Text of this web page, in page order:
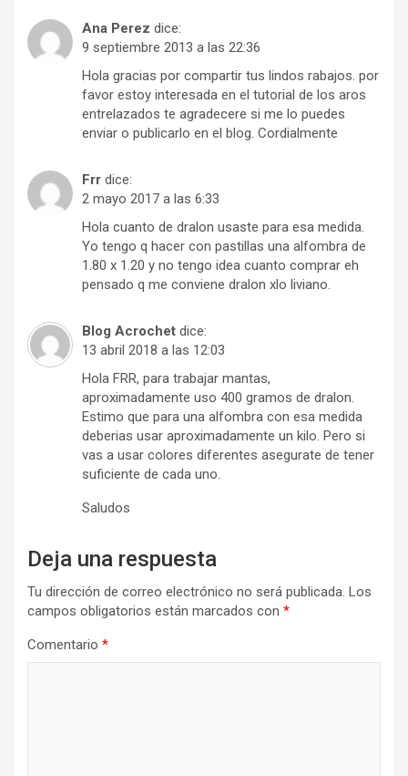
Ana Perez dice:
9 septiembre 2013 a las 22:36
Hola gracias por compartir tus lindos rabajos. por
favor estoy interesada en el tutorial de los aros
entrelazados te agradecere si me lo puedes
enviar o publicarlo en el blog. Cordialmente
Frr dice:
2 mayo 2017 a las 6:33
Hola cuanto de dralon usaste para esa medida.
Yo tengo q hacer con pastillas una alfombra de
1.80 x 1.20 y no tengo idea cuanto comprar eh
pensado q me conviene dralon xlo liviano.
Blog Acrochet dice:
13 abril 2018 a las 12:03
Hola FRR, para trabajar mantas,
aproximadamente uso 400 gramos de dralon.
Estimo que para una alfombra con esa medida
deberias usar aproximadamente un kilo. Pero si
vas a usar colores diferentes asegurate de tener
suficiente de cada uno.
Saludos
Deja una respuesta
Tu dirección de correo electrónico no será publicada. Los
campos obligatorios están marcados con *
Comentario *